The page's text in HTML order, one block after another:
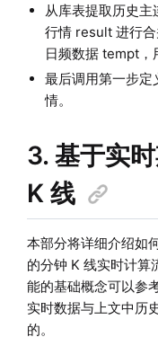
从库表提取历史
行情 result 进行
日频数据 tempt，
最后调用第一步定
情。
3. 基于实
K 线
本部分将详细介绍如
的分钟 K 线实时计
能的基础概念可以参
实时数据与上文中历
的。